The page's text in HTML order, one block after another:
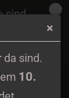
da sind.
10.
sind.